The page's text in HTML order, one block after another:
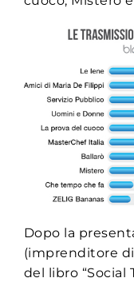
Dopo la
(imprenditore
del libro “Social